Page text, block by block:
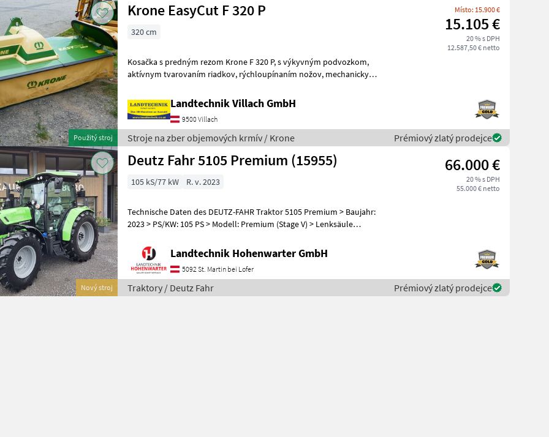
Použitý stroj
Krone EasyCut F 320 P Místo: 15.900 €
15.105 €
20 % s DPH
12.587,50 € netto
320 cm
Kosačka s predným rezom Krone F 320 P, s výkyvným podvozkom,
aktívnym tvarovaním riadkov, rýchloupínaním nožov, mechanicky
Landtechnik Villach GmbH
9500 Villach
Stroje na zber objemových krmív / Krone Prémiový zlatý prodejce
Nový stroj
Deutz Fahr 5105 Premium (15955) 66.000 €
20 % s DPH
55.000 € netto
105 kS/77 kW R. v. 2023
Technische Daten des DEUTZ-FAHR Traktor 5105 Premium > Baujahr:
2023 > PS/KW: 105 PS > Modell: Premium (Stage V) > Lenksäule
Landtechnik Hohenwarter GmbH
5092 St. Martin bei Lofer
Traktory / Deutz Fahr Prémiový zlatý prodejce